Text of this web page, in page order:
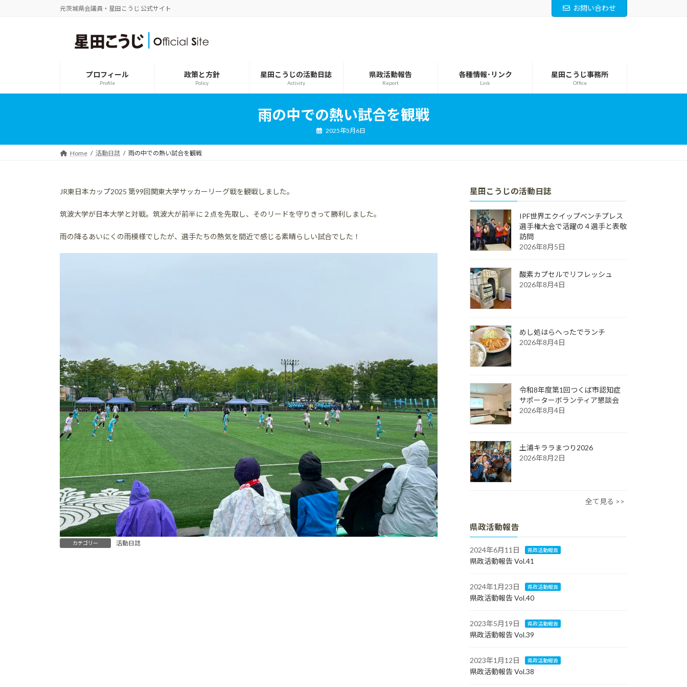
元茨城県会議員・星田こうじ 公式サイト お問い合わせ
プロフィール
Profile
政策と方針
Policy
星田こうじの活動日誌
Activity
県政活動報告
Report
各種情報･リンク
Link
星田こうじ事務所
Office
雨の中での熱い試合を観戦
2025年5月6日
Home 活動日誌 雨の中での熱い試合を観戦
JR東日本カップ2025 第99回関東大学サッカーリーグ戦を観戦しました。
筑波大学が日本大学と対戦。筑波大が前半に２点を先取し、そのリードを守りきって勝利しました。
雨の降るあいにくの雨模様でしたが、選手たちの熱気を間近で感じる素晴らしい試合でした！
カテゴリー 活動日誌
星田こうじの活動日誌
IPF世界エクイップベンチプレス
選手権大会で活躍の４選手と表敬
訪問
2026年8月5日
酸素カプセルでリフレッシュ
2026年8月4日
めし処はらへったでランチ
2026年8月4日
令和8年度第1回つくば市認知症
サポーターボランティア懇談会
2026年8月4日
土浦キララまつり2026
2026年8月2日
全て見る >>
県政活動報告
2024年6月11日 県政活動報告
県政活動報告 Vol.41
2024年1月23日 県政活動報告
県政活動報告 Vol.40
2023年5月19日 県政活動報告
県政活動報告 Vol.39
2023年1月12日 県政活動報告
県政活動報告 Vol.38